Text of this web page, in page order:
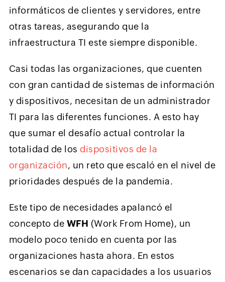
informáticos de clientes y servidores, entre
otras tareas, asegurando que la
infraestructura TI este siempre disponible.
Casi todas las organizaciones, que cuenten
con gran cantidad de sistemas de información
y dispositivos, necesitan de un administrador
TI para las diferentes funciones. A esto hay
que sumar el desafío actual controlar la
totalidad de losdispositivos de la
organización, un reto que escaló en el nivel de
prioridades después de la pandemia.
Este tipo de necesidades apalancó el
concepto de WFH (Work From Home), un
modelo poco tenido en cuenta por las
organizaciones hasta ahora. En estos
escenarios se dan capacidades a los usuarios